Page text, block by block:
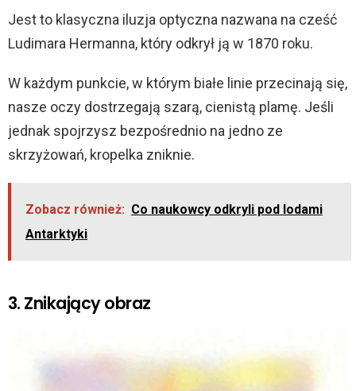
Jest to klasyczna iluzja optyczna nazwana na cześć
Ludimara Hermanna, który odkrył ją w 1870 roku.
W każdym punkcie, w którym białe linie przecinają się,
nasze oczy dostrzegają szarą, cienistą plamę. Jeśli
jednak spojrzysz bezpośrednio na jedno ze
skrzyżowań, kropelka zniknie.
Zobacz również: Co naukowcy odkryli pod lodami
Antarktyki
3. Znikający obraz